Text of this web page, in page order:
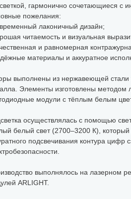
гармонично сочетающиеся с
пожелания:
лаконичный дизайн;
читаемость и визуальная
и равномерная
материалы и аккуратное
выполнены из нержавеющей стали
Элементы изготовлены методом
модули с тёплым белым
осуществлялась с помощью
белый свет (2700–3200 К),
подсвечивания контура
выполнялось на лазерном
ARLIGHT.